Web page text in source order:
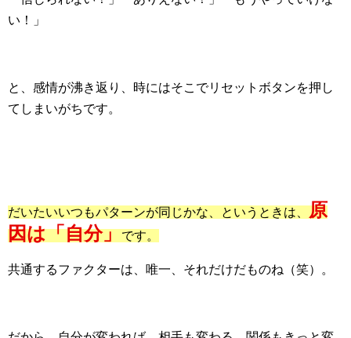
い！」
と、感情が沸き返り、時にはそこでリセットボタンを押し
てしまいがちです。
だいたいいつもパターンが同じかな、というときは、 原
因は「自分」です。
共通するファクターは、唯一、それだけだものね（笑）。